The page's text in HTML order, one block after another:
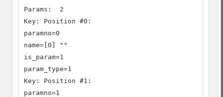
Params:  2
Key: Position #0:
paramno=0
name=[0] ""
is_param=1
param_type=1
Key: Position #1:
paramno=1